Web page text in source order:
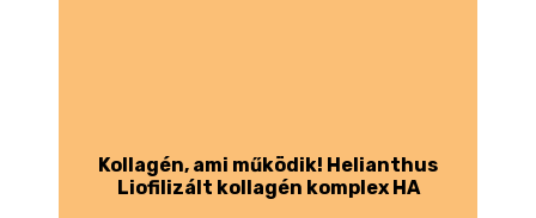
Kollagén, ami működik! Helianthus
Liofilizált kollagén komplex HA